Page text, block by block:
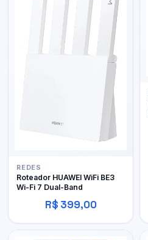
REDES
Roteador HUAWEI WiFi BE3
Wi-Fi 7 Dual-Band
R$ 399,00